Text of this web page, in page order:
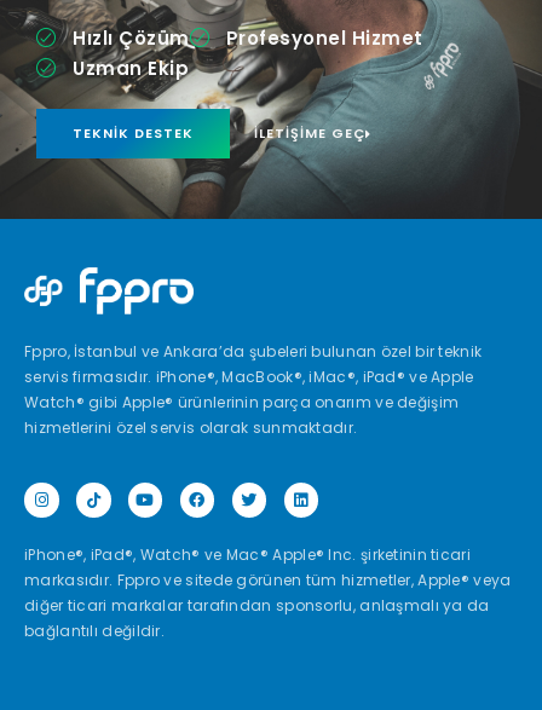
Hızlı Çözüm
Profesyonel Hizmet
Uzman Ekip
TEKNIK DESTEK İLETIŞIME GEÇ
Fppro, İstanbul ve Ankara’da şubeleri bulunan özel bir teknik
servis firmasıdır. iPhone®, MacBook®, iMac®, iPad® ve Apple
Watch® gibi Apple® ürünlerinin parça onarım ve değişim
hizmetlerini özel servis olarak sunmaktadır.
iPhone®, iPad®, Watch® ve Mac® Apple® Inc. şirketinin ticari
markasıdır. Fppro ve sitede görünen tüm hizmetler, Apple® veya
diğer ticari markalar tarafından sponsorlu, anlaşmalı ya da
bağlantılı değildir.